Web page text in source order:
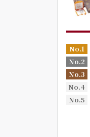
No.1
No.2
No.3
No.4
No.5